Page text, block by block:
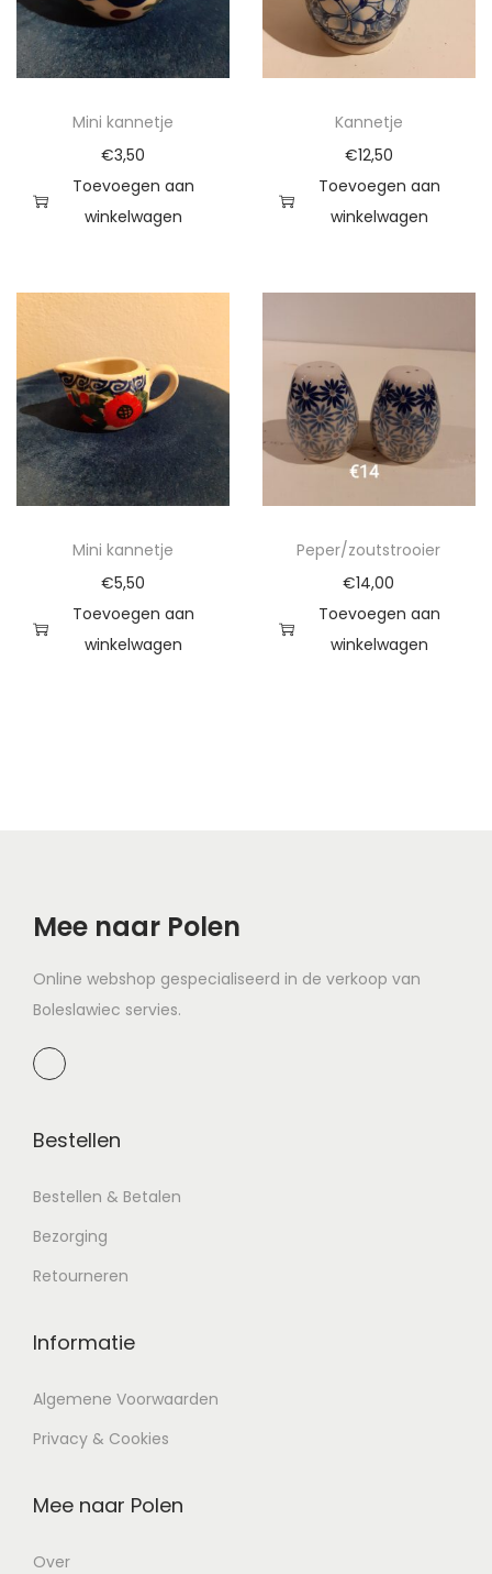
a
a
n
Mini kannetje
€3,50
Toevoegen aan
winkelwagen
Kannetje
€12,50
Toevoegen aan
winkelwagen
Mini kannetje
€5,50
Toevoegen aan
winkelwagen
Peper/zoutstrooier
€14,00
Toevoegen aan
winkelwagen
Mee naar Polen
Online webshop gespecialiseerd in de verkoop van
Boleslawiec servies.
Bestellen
Bestellen & Betalen
Bezorging
Retourneren
Informatie
Algemene Voorwaarden
Privacy & Cookies
Mee naar Polen
Over